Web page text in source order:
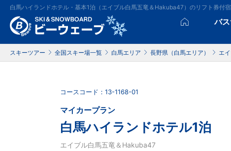
白馬ハイランドホテル・基本1泊（エイブル白馬五竜＆Hakuba47）のリフト券付
バス
スキーツアー 全国スキー場一覧 白馬エリア 長野県（白馬エリア） エ
コースコード：13-1168-01
マイカープラン
白馬ハイランドホテル1泊
エイブル白馬五竜＆Hakuba47